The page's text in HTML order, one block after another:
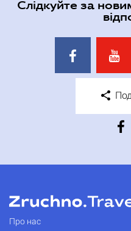
Слідкуйте за
Про нас